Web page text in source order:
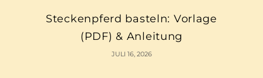
Steckenpferd basteln: Vorlage
(PDF) & Anleitung
JULI 16, 2026